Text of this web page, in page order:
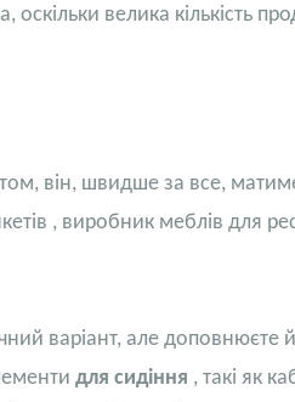
велика кількість
він, швидше за все,
, виробник меблів для
варіант, але
для сидіння , такі як